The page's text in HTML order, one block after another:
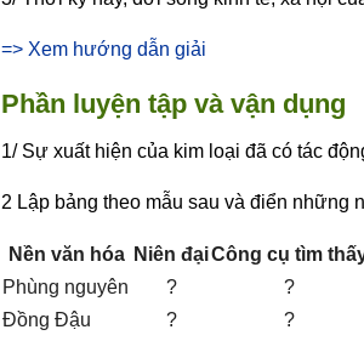
=> Xem hướng dẫn giải
Phần luyện tập và vận dụng
1/ Sự xuất hiện của kim loại đã có tác
2 Lập bảng theo mẫu sau và điển những
Nền văn hóa Niên đạiCông cụ tìm
Phùng nguyên
?
?
Đồng Đậu
?
?